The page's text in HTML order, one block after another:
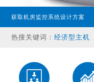
获取机房监控系统设计方案
热搜关键词：
专业型主机
漏水检测设备
配电监控设
气体监控设